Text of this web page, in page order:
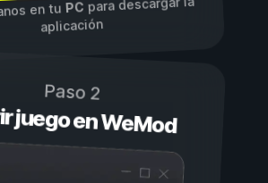
en tuPCpara descargar la
aplicación
Paso 2
juego en WeMod